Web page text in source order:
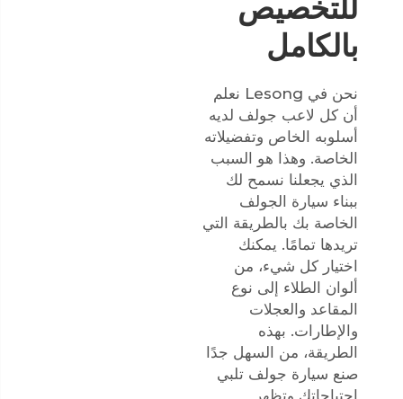
للتخصيص
بالكامل
نحن في Lesong نعلم
أن كل لاعب جولف لديه
أسلوبه الخاص وتفضيلاته
الخاصة. وهذا هو السبب
الذي يجعلنا نسمح لك
ببناء سيارة الجولف
الخاصة بك بالطريقة التي
تريدها تمامًا. يمكنك
اختيار كل شيء، من
ألوان الطلاء إلى نوع
المقاعد والعجلات
والإطارات. بهذه
الطريقة، من السهل جدًا
صنع سيارة جولف تلبي
احتياجاتك وتظهر